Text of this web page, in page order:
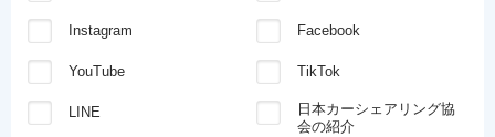
Instagram Facebook
YouTube TikTok
LINE
日本カーシェアリング協
会の紹介